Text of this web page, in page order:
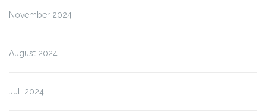
November 2024
August 2024
Juli 2024